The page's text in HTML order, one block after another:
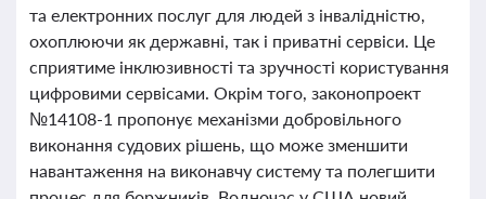
та електронних послуг для людей з інвалідністю,
охоплюючи як державні, так і приватні сервіси. Це
сприятиме інклюзивності та зручності користування
цифровими сервісами. Окрім того, законопроект
№14108-1 пропонує механізми добровільного
виконання судових рішень, що може зменшити
навантаження на виконавчу систему та полегшити